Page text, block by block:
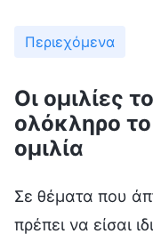
Περιεχόμενα
Οι ομιλίες
ολόκληρο
ομιλία
Σε θέματα που
πρέπει να είσαι